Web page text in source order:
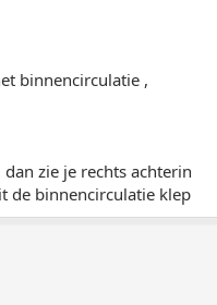
binnencirculatie ,
zie je rechts achterin
de binnencirculatie klep